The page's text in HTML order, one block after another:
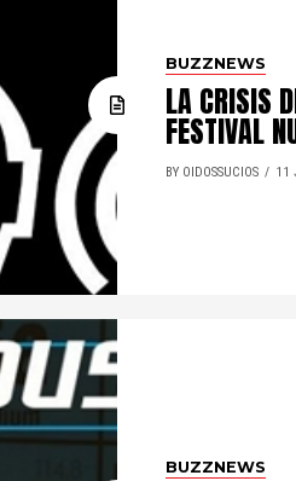
BUZZNEWS
LA CRISIS
FESTIVAL
BY OIDOSSUCIOS 11
BUZZNEWS